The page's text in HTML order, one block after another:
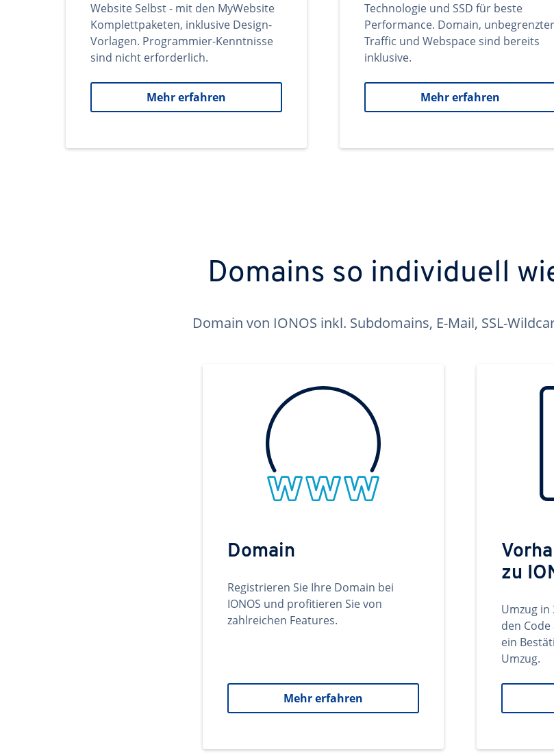
Website Selbst - mit den MyWebsite
Komplettpaketen, inklusive Design-
Vorlagen. Programmier-Kenntnisse
sind nicht erforderlich.
Mehr erfahren
Technologie und SSD für beste
Performance. Domain, unbegrenzter
Traffic und Webspace sind bereits
inklusive.
Mehr erfahren
Domains so individuell
Domain von IONOS inkl. Subdomains, E-Mail, SSL-
Domain
Registrieren Sie Ihre Domain bei
IONOS und profitieren Sie von
zahlreichen Features.
Mehr erfahren
zu
Umzug in
den
ein
Umzug.